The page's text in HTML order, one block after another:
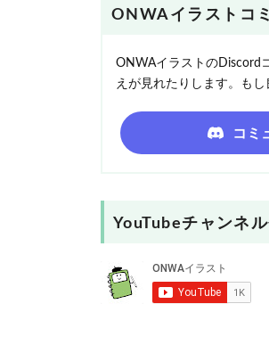
ONWAイラストコ
ONWAイラストのDiscord
えが見れたりします。も
コミ
YouTubeチャンネ